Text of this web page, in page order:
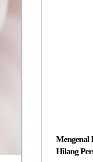
Mengenal
Hilang